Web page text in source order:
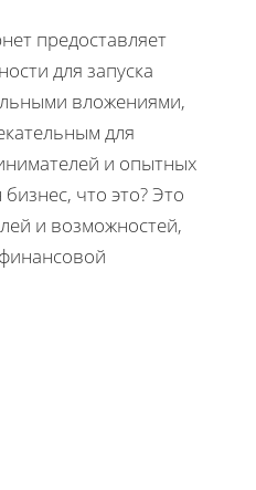
предоставляет
для запуска
вложениями,
для
и опытных
что это? Это
и возможностей,